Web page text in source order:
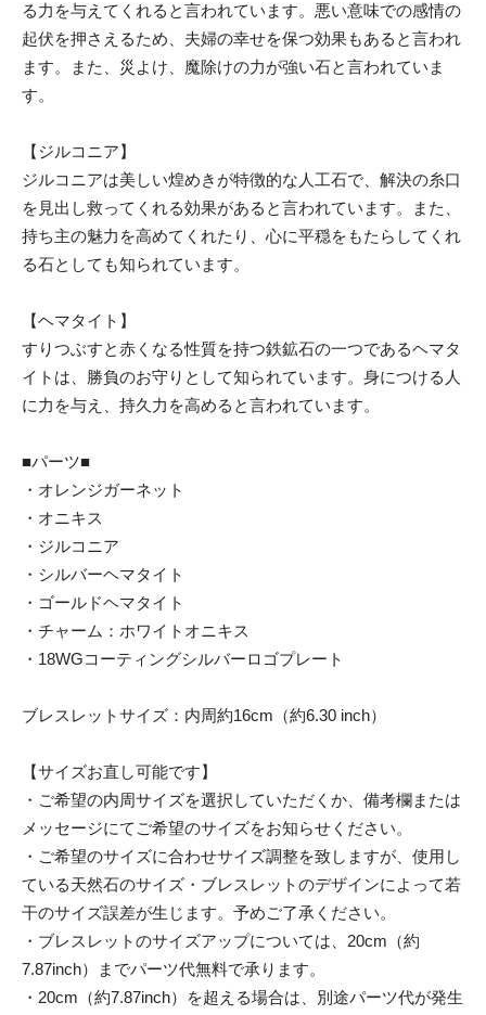
る力を与えてくれると言われています。悪い意味での感情の
起伏を押さえるため、夫婦の幸せを保つ効果もあると言われ
ます。また、災よけ、魔除けの力が強い石と言われていま
す。
【ジルコニア】
ジルコニアは美しい煌めきが特徴的な人工石で、解決の糸口
を見出し救ってくれる効果があると言われています。また、
持ち主の魅力を高めてくれたり、心に平穏をもたらしてくれ
る石としても知られています。
【ヘマタイト】
すりつぶすと赤くなる性質を持つ鉄鉱石の一つであるヘマタ
イトは、勝負のお守りとして知られています。身につける人
に力を与え、持久力を高めると言われています。
■パーツ■
・オレンジガーネット
・オニキス
・ジルコニア
・シルバーヘマタイト
・ゴールドヘマタイト
・チャーム：ホワイトオニキス
・18WGコーティングシルバーロゴプレート
ブレスレットサイズ：内周約16cm（約6.30 inch）
【サイズお直し可能です】
・ご希望の内周サイズを選択していただくか、備考欄または
メッセージにてご希望のサイズをお知らせください。
・ご希望のサイズに合わせサイズ調整を致しますが、使用し
ている天然石のサイズ・ブレスレットのデザインによって若
干のサイズ誤差が生じます。予めご了承ください。
・ブレスレットのサイズアップについては、20cm（約
7.87inch）までパーツ代無料で承ります。
・20cm（約7.87inch）を超える場合は、別途パーツ代が発生